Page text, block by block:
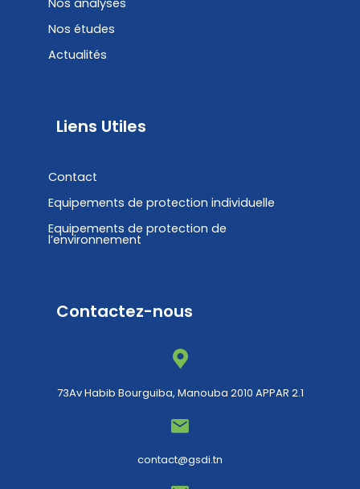
Nos analyses
Nos études
Actualités
Liens Utiles
Contact
Equipements de protection individuelle
Equipements de protection de
l’environnement
Contactez-nous
73Av Habib Bourguiba, Manouba 2010 APPAR 2.1
contact@gsdi.tn